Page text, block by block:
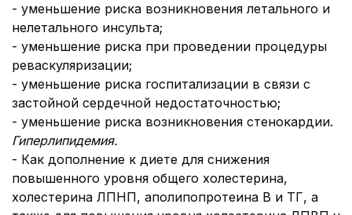
- уменьшение риска возникновения летального и
нелетального инсульта;
- уменьшение риска при проведении процедуры
реваскуляризации;
- уменьшение риска госпитализации в связи с
застойной сердечной недостаточностью;
- уменьшение риска возникновения стенокардии.
Гиперлипидемия.
- Как дополнение к диете для снижения
повышенного уровня общего холестерина,
холестерина ЛПНП, аполипопротеина В и ТГ, а